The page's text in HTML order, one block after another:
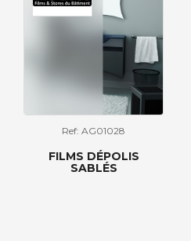
Ref: AG01028
FILMS DÉPOLIS
SABLÉS